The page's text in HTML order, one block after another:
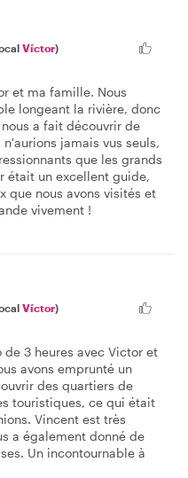
Víctor)
et ma famille. Nous
longeant la rivière, donc
a fait découvrir de
jamais vus seuls,
que les grands
était un excellent guide,
que nous avons visités et
vivement !
Víctor)
de 3 heures avec Victor et
avons emprunté un
des quartiers de
touristiques, ce qui était
Vincent est très
a également donné de
Un incontournable à